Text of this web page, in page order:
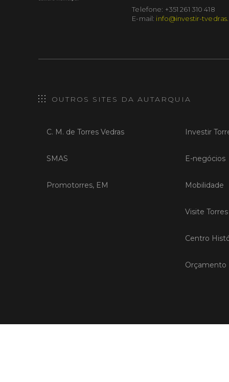
Telefone: +351 261 310 418
E-mail: info@investir-
OUTROS SITES DA AUTARQUIA
C. M. de Torres Vedras
SMAS
Promotorres, EM
Investir
E-negócios
Mobilidade
Visite
Centro
Orçamento